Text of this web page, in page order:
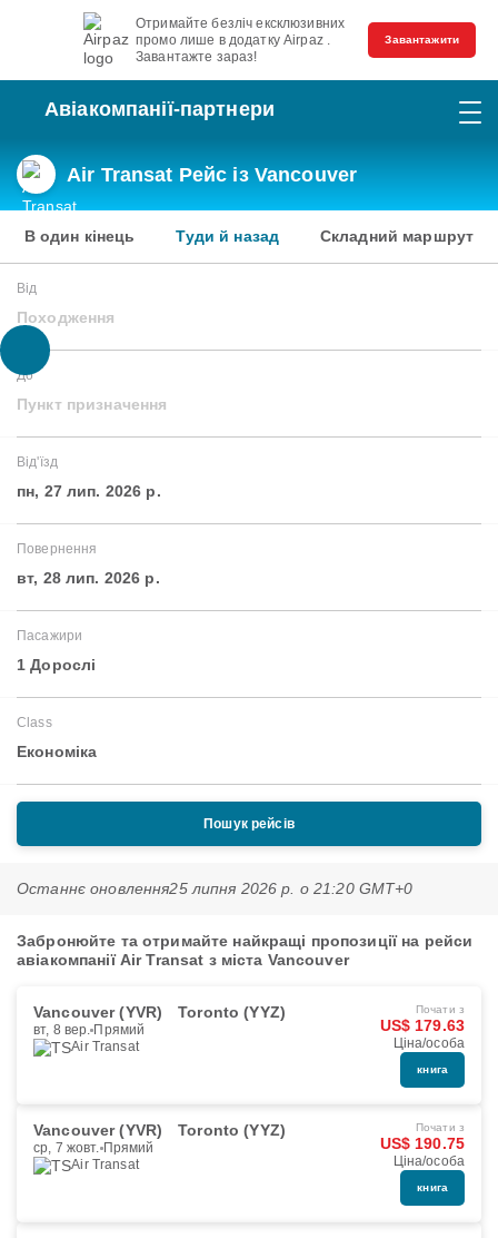
Отримайте безліч ексклюзивних
промо лише в додатку Airpaz .
Завантажте зараз!
Завантажити
Авіакомпанії-партнери
Air Transat Рейс із Vancouver
В один кінець Туди й назад Складний маршрут
Від
Походження
До
Пункт призначення
Від'їзд
пн, 27 лип. 2026 р.
Повернення
вт, 28 лип. 2026 р.
Пасажири
1 Дорослі
Class
Економіка
Пошук рейсів
Останнє оновлення25 липня 2026 р. о 21:20 GMT+0
Забронюйте та отримайте найкращі пропозиції на рейси
авіакомпанії Air Transat з міста Vancouver
Vancouver (YVR) Toronto (YYZ)
вт, 8 вер. Прямий
Air Transat
Почати з
US$ 179.63
Ціна/особа
книга
Vancouver (YVR) Toronto (YYZ)
ср, 7 жовт. Прямий
Air Transat
Почати з
US$ 190.75
Ціна/особа
книга